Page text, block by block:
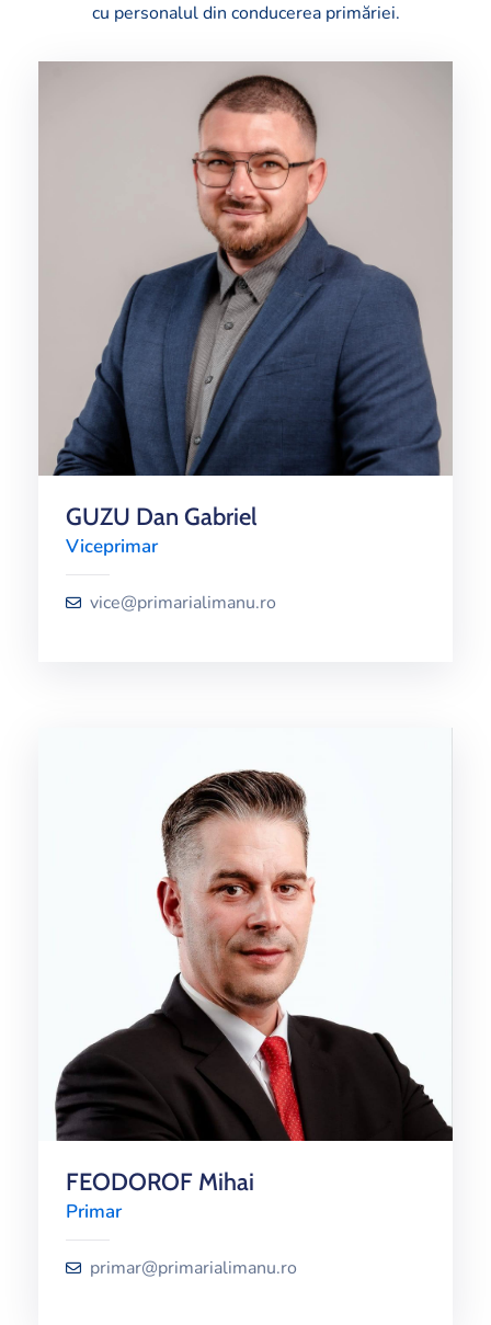
cu personalul din conducerea primăriei.
GUZU Dan Gabriel
Viceprimar
vice@primarialimanu.ro
FEODOROF Mihai
Primar
primar@primarialimanu.ro